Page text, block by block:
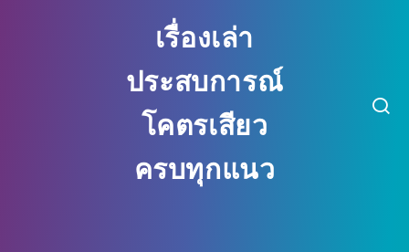
เรื่องเล่า
ประสบการณ์
โคตรเสียว
ครบทุกแนว